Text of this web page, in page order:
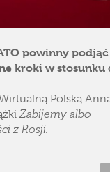
powinny podjąć
kroki w stosunku
Polską
Zabijemy albo
z Rosji.